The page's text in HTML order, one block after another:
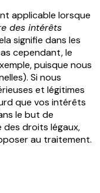
applicable lorsque
des intérêts
signifie dans les
cependant, le
puisque nous
Si nous
et légitimes
que vos intérêts
le but de
droits légaux,
au traitement.